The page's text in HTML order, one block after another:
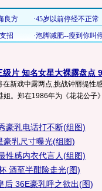
片 知名女星大裸露盘点 9
新戏中露两点,挑战钟丽缇性
姐。郑在1986年为《花花公子
豪乳电话打不断(组图)
豪乳尺寸曝光(组图)
性感内衣代言人(组图)
酒至半酣险走光(图)
后 36E豪乳呼之欲出(图)